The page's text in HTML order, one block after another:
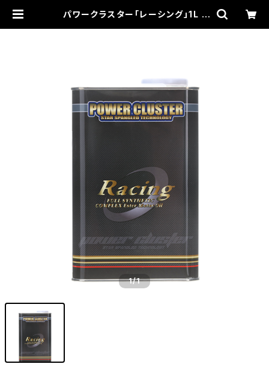
パワークラスター「レーシング」1L |
1/1